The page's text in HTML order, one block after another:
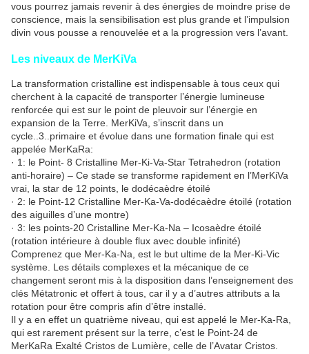
vous pourrez jamais revenir à des énergies de moindre prise de
conscience, mais la sensibilisation est plus grande et l’impulsion
divin vous pousse a renouvelée et a la progression vers l’avant.
Les niveaux de MerKiVa
La transformation cristalline est indispensable à tous ceux qui
cherchent à la capacité de transporter l’énergie lumineuse
renforcée qui est sur le point de pleuvoir sur l’énergie en
expansion de la Terre. MerKiVa, s’inscrit dans un
cycle..3..primaire et évolue dans une formation finale qui est
appelée MerKaRa:
· 1: le Point- 8 Cristalline Mer-Ki-Va-Star Tetrahedron (rotation
anti-horaire) – Ce stade se transforme rapidement en l’MerKiVa
vrai, la star de 12 points, le dodécaèdre étoilé
· 2: le Point-12 Cristalline Mer-Ka-Va-dodécaèdre étoilé (rotation
des aiguilles d’une montre)
· 3: les points-20 Cristalline Mer-Ka-Na – Icosaèdre étoilé
(rotation intérieure à double flux avec double infinité)
Comprenez que Mer-Ka-Na, est le but ultime de la Mer-Ki-Vic
système. Les détails complexes et la mécanique de ce
changement seront mis à la disposition dans l’enseignement des
clés Métatronic et offert à tous, car il y a d’autres attributs a la
rotation pour être compris afin d’être installé.
Il y a en effet un quatrième niveau, qui est appelé le Mer-Ka-Ra,
qui est rarement présent sur la terre, c’est le Point-24 de
MerKaRa Exalté Cristos de Lumière, celle de l’Avatar Cristos.